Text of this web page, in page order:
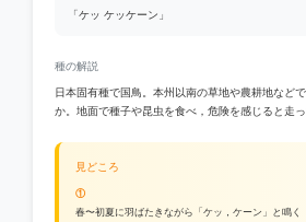
「ケッ ケッケーン」
種の解説
日本固有種で国鳥。本州以南の草地や農耕地など
か。地面で種子や昆虫を食べ，危険を感じると走っ
見どころ
①
春〜初夏に羽ばたきながら「ケッ，ケーン」と鳴く